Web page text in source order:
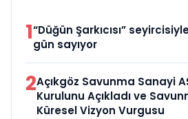
1“Düğün Şarkıcısı”
gün sayıyor
2Açıkgöz Savunma Sanayi
Kurulunu Açıkladı ve
Küresel Vizyon Vurgusu